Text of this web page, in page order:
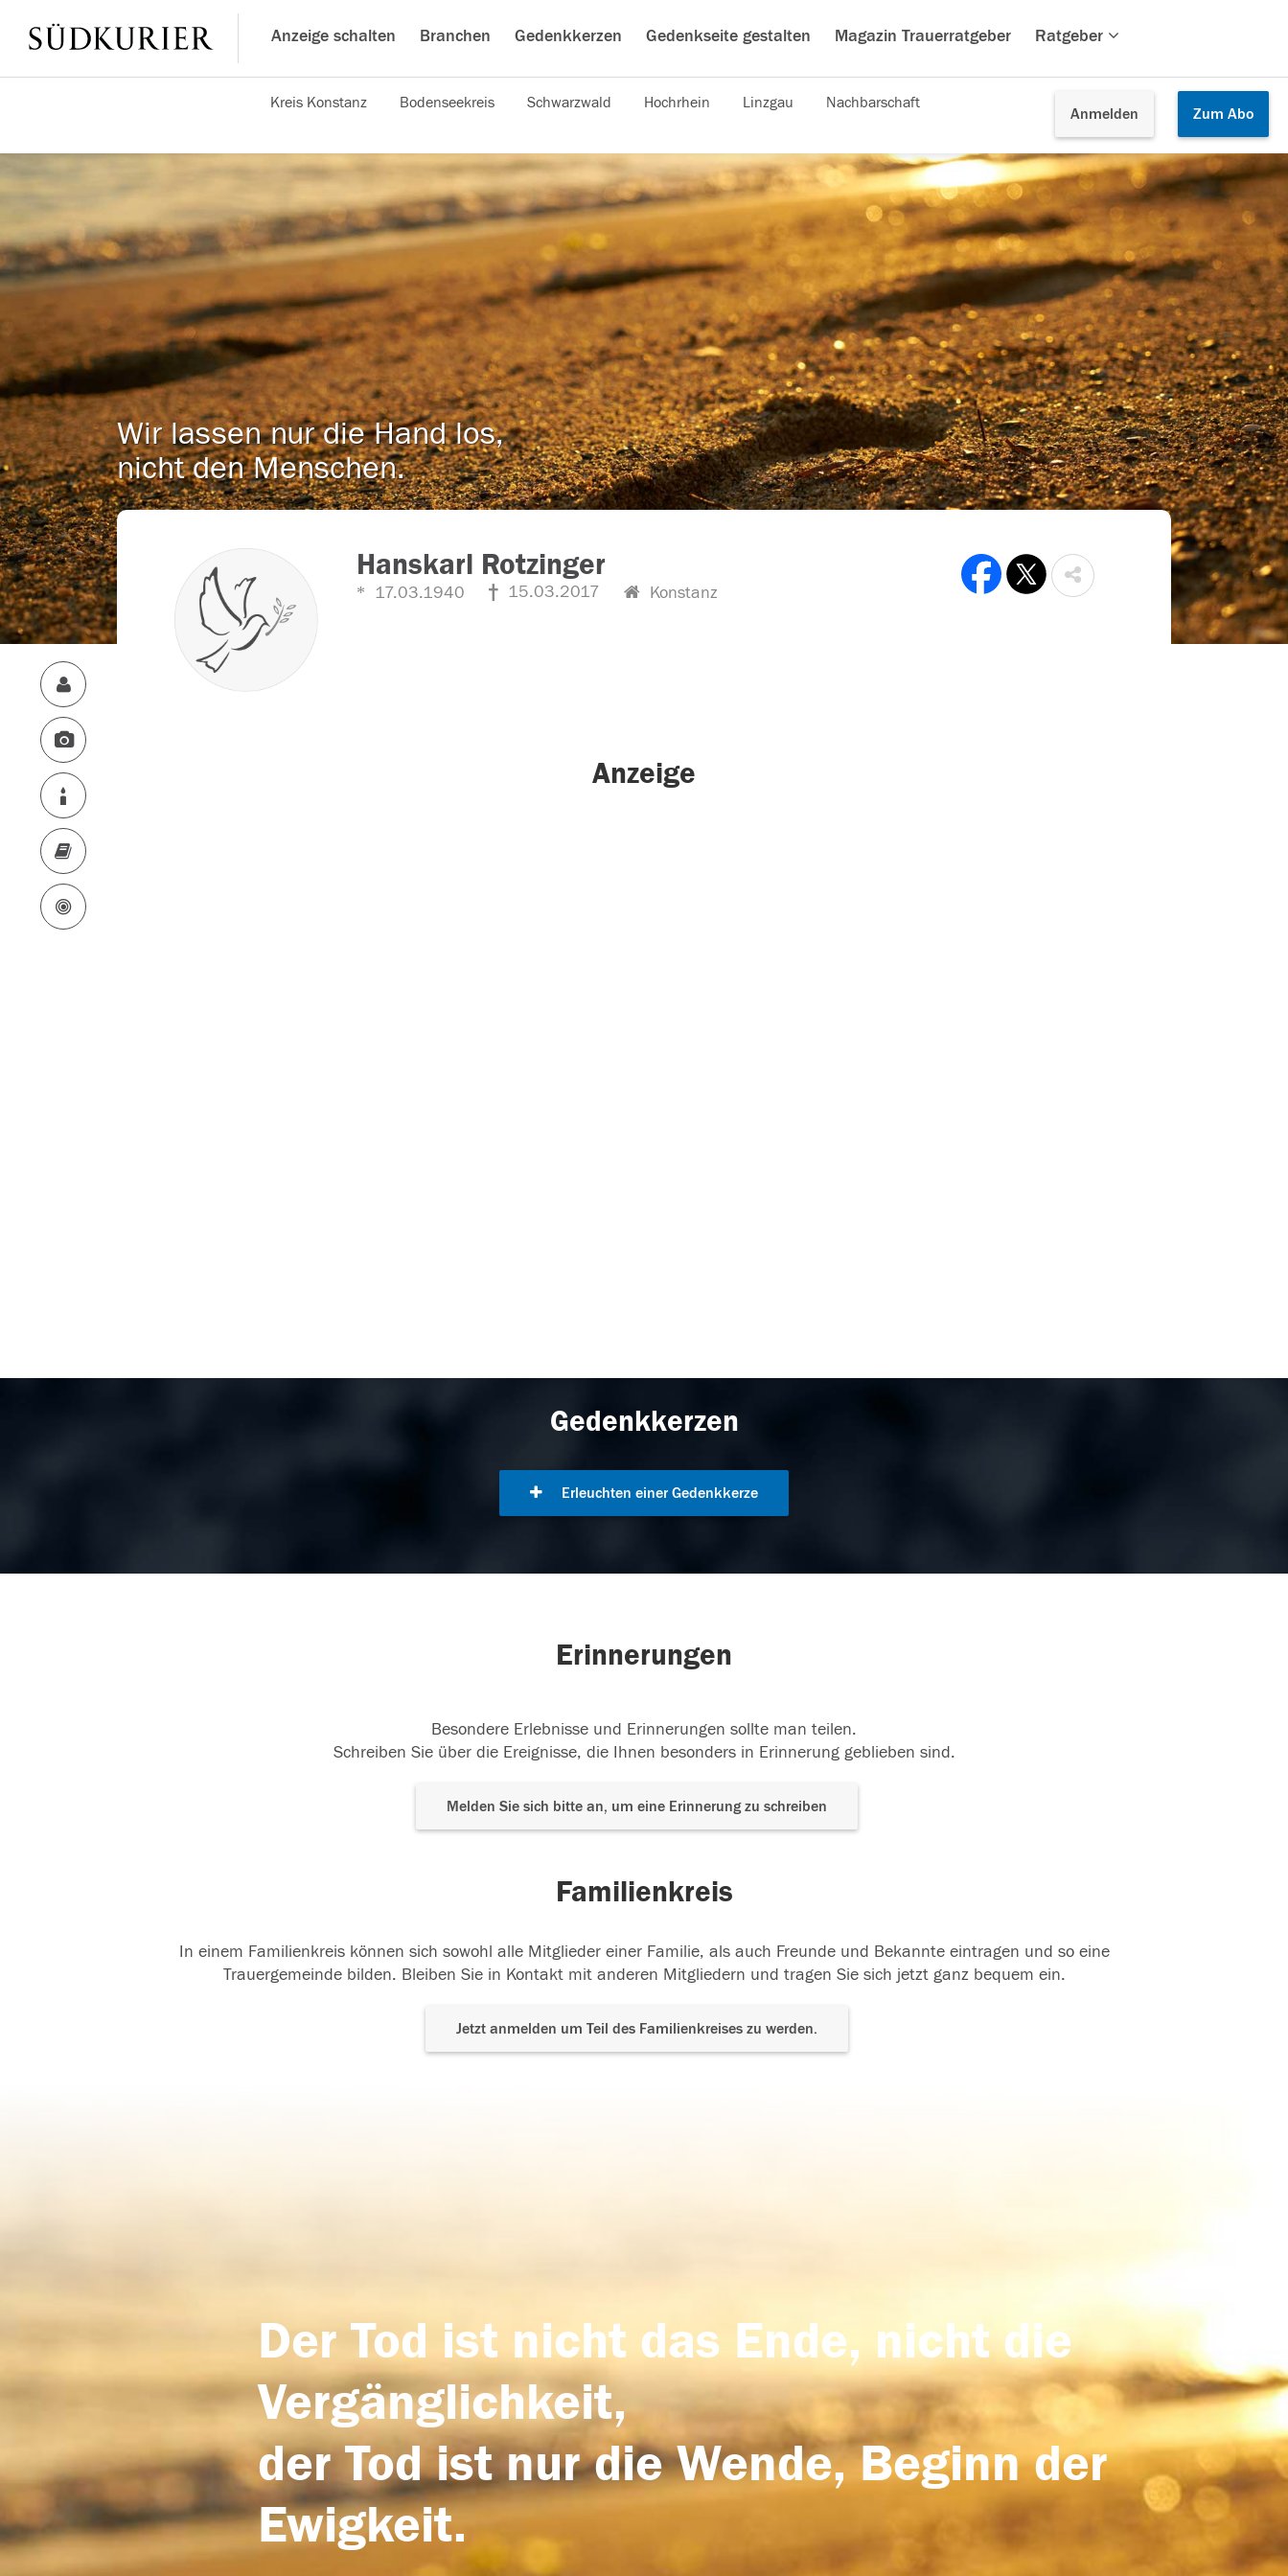
Anzeige schalten Branchen Gedenkkerzen Gedenkseite gestalten Magazin Trauerratgeber Ratgeber
Anmelden Zum Abo
Kreis Konstanz Bodenseekreis Schwarzwald Hochrhein Linzgau Nachbarschaft
Wir lassen nur die Hand los,
nicht den Menschen.
Hanskarl Rotzinger
17.03.1940 15.03.2017 Konstanz
Anzeige
Gedenkkerzen
Erleuchten einer Gedenkkerze
Erinnerungen
Besondere Erlebnisse und Erinnerungen sollte man teilen.
Schreiben Sie über die Ereignisse, die Ihnen besonders in Erinnerung geblieben sind.
Melden Sie sich bitte an, um eine Erinnerung zu schreiben
Familienkreis
In einem Familienkreis können sich sowohl alle Mitglieder einer Familie, als auch Freunde und Bekannte eintragen und so eine
Trauergemeinde bilden. Bleiben Sie in Kontakt mit anderen Mitgliedern und tragen Sie sich jetzt ganz bequem ein.
Jetzt anmelden um Teil des Familienkreises zu werden.
Der Tod ist nicht das Ende, nicht die
Vergänglichkeit,
der Tod ist nur die Wende, Beginn der
Ewigkeit.